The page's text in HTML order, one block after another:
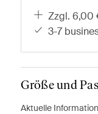
zzgl.
3-7
Größe und
Aktuelle